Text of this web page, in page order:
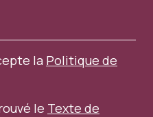
la Politique de
le Texte de